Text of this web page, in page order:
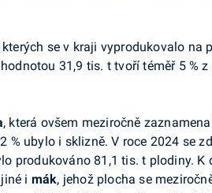
kterých se v kraji vyprodukovalo na
31,9 tis. t tvoří téměř 5 %
, která ovšem meziročně
ubylo i sklizně. V roce 2024 se
produkováno 81,1 tis. t plodiny. K
i mák, jehož plocha se